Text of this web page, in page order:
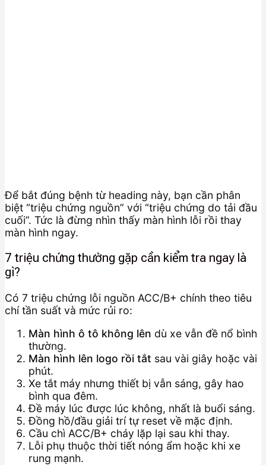
Để bắt đúng bệnh từ heading này, bạn cần phân
biệt “triệu chứng nguồn” với “triệu chứng do tải đầu
cuối”. Tức là đừng nhìn thấy màn hình lỗi rồi thay
màn hình ngay.
7 triệu chứng thường gặp cần kiểm tra ngay là
gì?
Có 7 triệu chứng lỗi nguồn ACC/B+ chính theo tiêu
chí tần suất và mức rủi ro:
Màn hình ô tô không lên dù xe vẫn đề nổ bình
thường.
Màn hình lên logo rồi tắt sau vài giây hoặc vài
phút.
Xe tắt máy nhưng thiết bị vẫn sáng, gây hao
bình qua đêm.
Đề máy lúc được lúc không, nhất là buổi sáng.
Đồng hồ/đầu giải trí tự reset về mặc định.
Cầu chì ACC/B+ cháy lặp lại sau khi thay.
Lỗi phụ thuộc thời tiết nóng ẩm hoặc khi xe
rung mạnh.